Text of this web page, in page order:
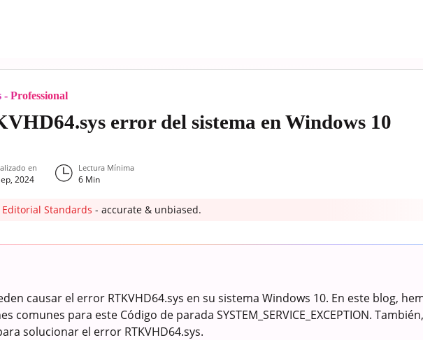
- Professional
error del sistema en Windows 10
en
2024
Lectura Mínima
6Min
Editorial Standards - accurate & unbiased.
causar el error RTKVHD64.sys en su sistema Windows 10. En este blog,
comunes para este Código de parada SYSTEM_SERVICE_EXCEPTION.
solucionar el error RTKVHD64.sys.